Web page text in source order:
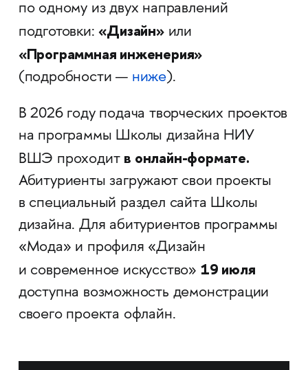
по одному из двух направлений
подготовки:«Дизайн»или
«Программная инженерия»
(подробности — ниже).
В 2026 году подача творческих проектов
на программы Школы дизайна НИУ
ВШЭ проходит в онлайн-формате.
Абитуриенты загружают свои проекты
в специальный раздел сайта Школы
дизайна. Для абитуриентов программы
«Мода» и профиля «Дизайн
и современное искусство» 19 июля
доступна возможность демонстрации
своего проекта офлайн.